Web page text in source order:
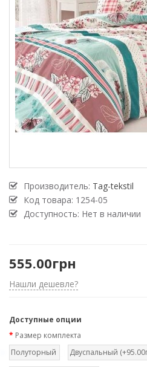
Производитель: Tag-tekstil
Код товара: 1254-05
Доступность: Нет в наличии
555.00грн
Нашли дешевле?
Доступные опции
Размер комплекта
Полуторный
Двуспальный